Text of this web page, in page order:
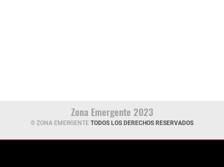
Zona Emergente 2023
© ZONA EMERGENTE TODOS LOS DERECHOS RESERVADOS